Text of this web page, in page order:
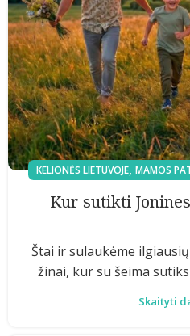
KELIONĖS LIETUVOJE, MAMOS
Kur sutikti
Štai ir sulaukėme
žinai, kur su šeima
Skaityti